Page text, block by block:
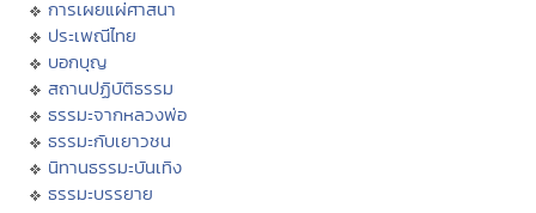
การเผยแผ่ศาสนา
ประเพณีไทย
บอกบุญ
สถานปฏิบัติธรรม
ธรรมะจากหลวงพ่อ
ธรรมะกับเยาวชน
นิทานธรรมะบันเทิง
ธรรมะบรรยาย